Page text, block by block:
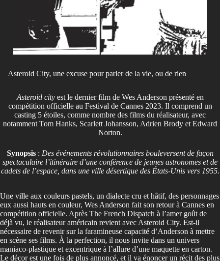
Asteroid City, une excuse pour parler de la vie, ou de rien
Asteroid cityest le dernier film de Wes Anderson présenté en
compétition officielle au Festival de Cannes 2023. Il comprend un
casting 5 étoiles, comme nombre des films du réalisateur, avec
notamment Tom Hanks, Scarlett Johansson, Adrien Brody et Edward
Norton.
Synopsis: Des événements révolutionnaires bouleversent de façon
spectaculaire l’itinéraire d’une conférence de jeunes astronomes et de
cadets de l’espace, dans une ville désertique des États-Unis vers 1955.
Une ville aux couleurs pastels, un dialecte cru et hâtif, des personnages
eux aussi hauts en couleur, Wes Anderson fait son retour à Cannes en
compétition officielle. Après The French Dispatch à l’amer goût de
déjà vu, le réalisateur américain revient avec Asteroid City. Est-il
nécessaire de revenir sur la faramineuse capacité d’Anderson à mettre
en scène ses films. À la perfection, il nous invite dans un univers
maniaco-plastique et excentrique à l’allure d’une maquette en carton.
Le décor est une fois de plus annoncé, et il va énoncer un récit des plus